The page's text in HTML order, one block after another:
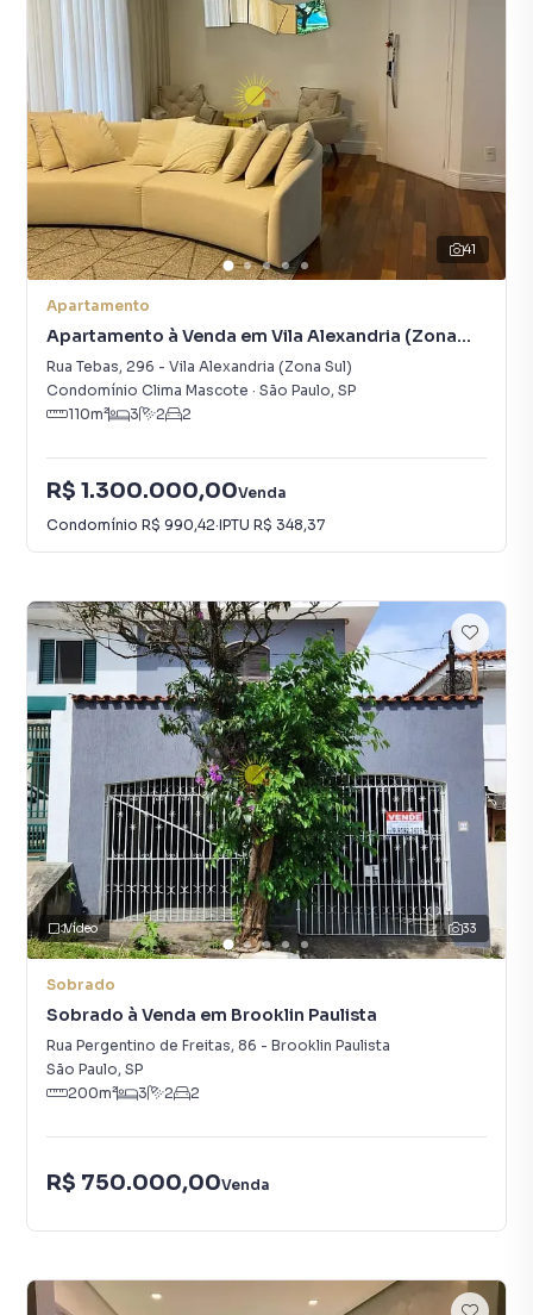
41
Apartamento
Apartamento à Venda em Vila Alexandria (Zona
Sul)
Rua Tebas, 296 - Vila Alexandria (Zona Sul)
Condomínio Clima Mascote · São Paulo, SP
110m² 3 2 2
R$ 1.300.000,00Venda
Condomínio R$ 990,42·IPTU R$ 348,37
33
Vídeo
Sobrado
Sobrado à Venda em Brooklin Paulista
Rua Pergentino de Freitas, 86 - Brooklin Paulista
São Paulo, SP
200m² 3 2 2
R$ 750.000,00Venda